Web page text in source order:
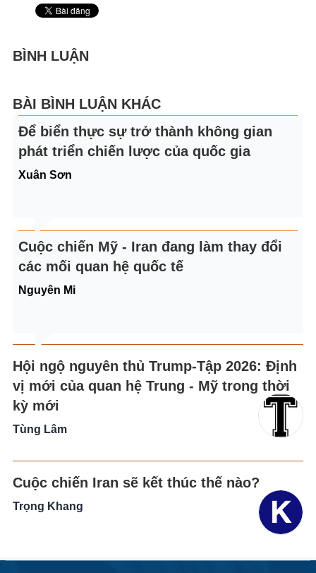
BÌNH LUẬN
BÀI BÌNH LUẬN KHÁC
Để biển thực sự trở thành không gian
phát triển chiến lược của quốc gia
Xuân Sơn
Cuộc chiến Mỹ - Iran đang làm thay đổi
các mối quan hệ quốc tế
Nguyên Mi
Hội ngộ nguyên thủ Trump-Tập 2026: Định
vị mới của quan hệ Trung - Mỹ trong thời
kỳ mới
Tùng Lâm
Cuộc chiến Iran sẽ kết thúc thế nào?
Trọng Khang